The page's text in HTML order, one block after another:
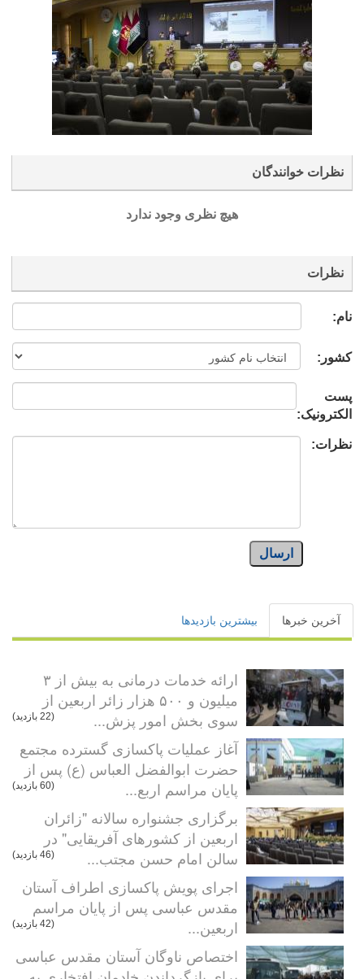
نظرات خوانندگان
هیچ نظری وجود ندارد
نظرات
نام:
کشور:
پست
الکترونیک:
نظرات:
ارسال
آخرین خبرها بیشترین بازدیدها
ارائه خدمات درمانی به بیش از ۳
میلیون و ۵۰۰ هزار زائر اربعین از
سوی بخش امور پزش...
(22 بازدید)
آغاز عملیات پاکسازی گسترده مجتمع
حضرت ابوالفضل العباس (ع) پس از
پایان مراسم اربع...
(60 بازدید)
برگزاری جشنواره سالانه "زائران
اربعین از کشورهای آفریقایی" در
سالن امام حسن مجتب...
(46 بازدید)
اجرای پویش پاکسازی اطراف آستان
مقدس عباسی پس از پایان مراسم
اربعین...
(42 بازدید)
اختصاص ناوگان آستان مقدس عباسی